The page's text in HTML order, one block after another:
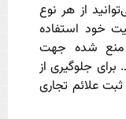
از هر نوع
خود استفاده
منع شده جهت
جلوگیری از
علائم تجاری